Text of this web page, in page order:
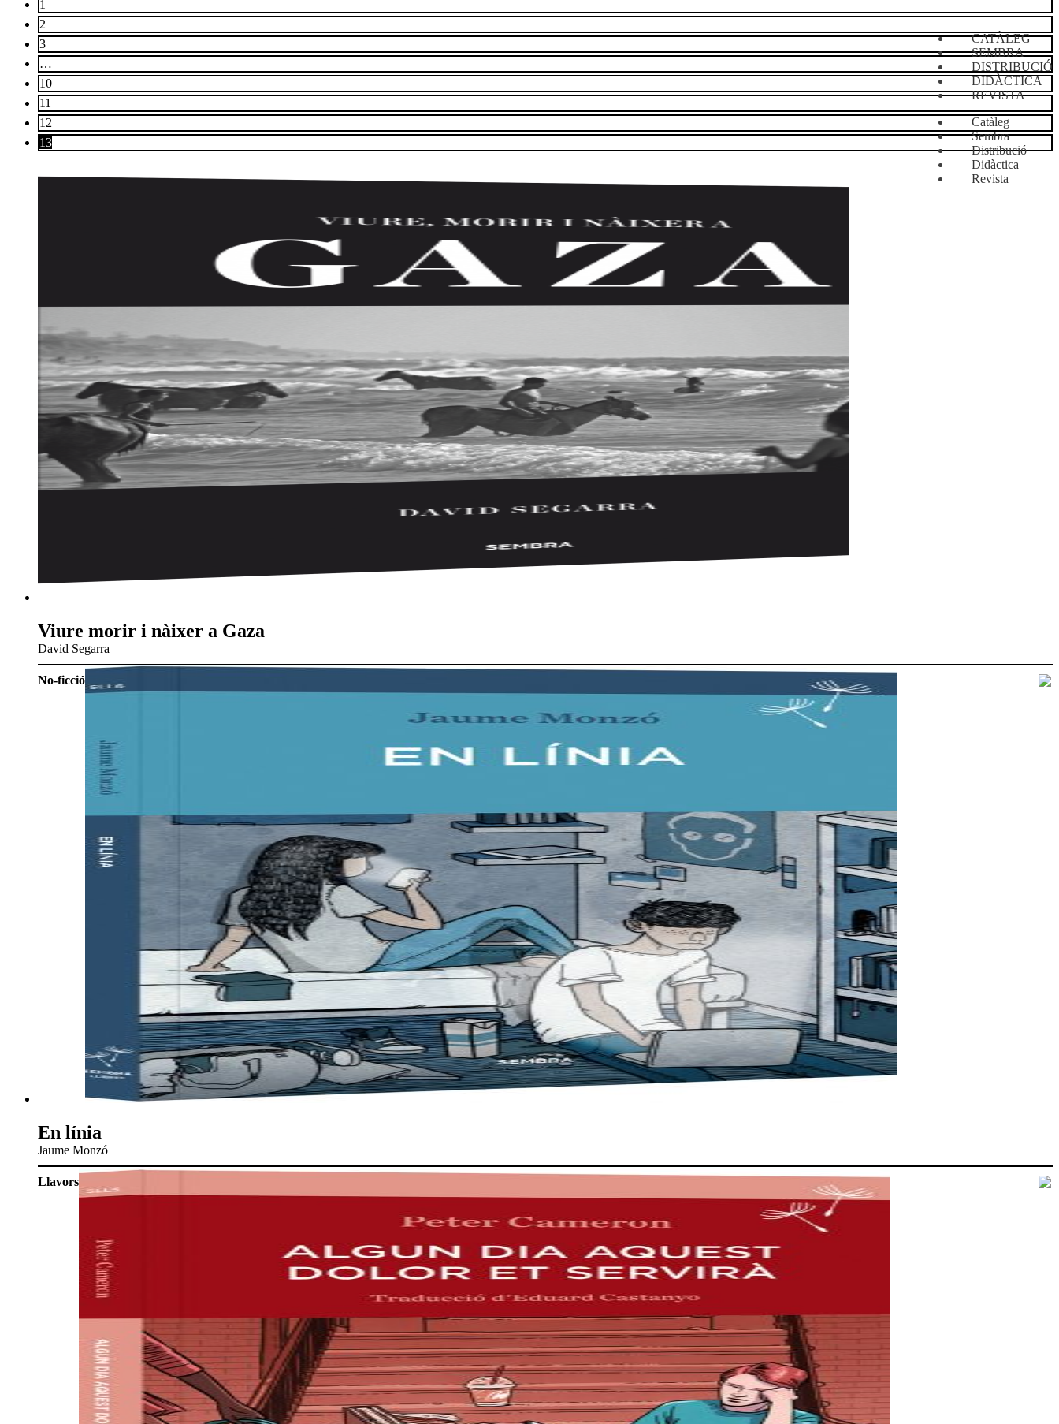
CATÀLEG
SEMBRA
DISTRIBUCIÓ
DIDÀCTICA
REVISTA
Catàleg
Sembra
Distribució
Didàctica
Revista
1
2
3
…
10
11
12
13
Viure morir i nàixer a Gaza
David Segarra
No-ficció
En línia
Jaume Monzó
Llavors